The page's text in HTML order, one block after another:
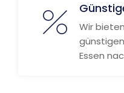
Wir
Essen